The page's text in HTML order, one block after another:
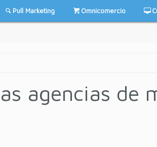
Pull Marketing Omnicomercio
agencias de